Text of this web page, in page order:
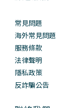
常見問題
海外常見問題
服務條款
法律聲明
隱私政策
反詐騙公告